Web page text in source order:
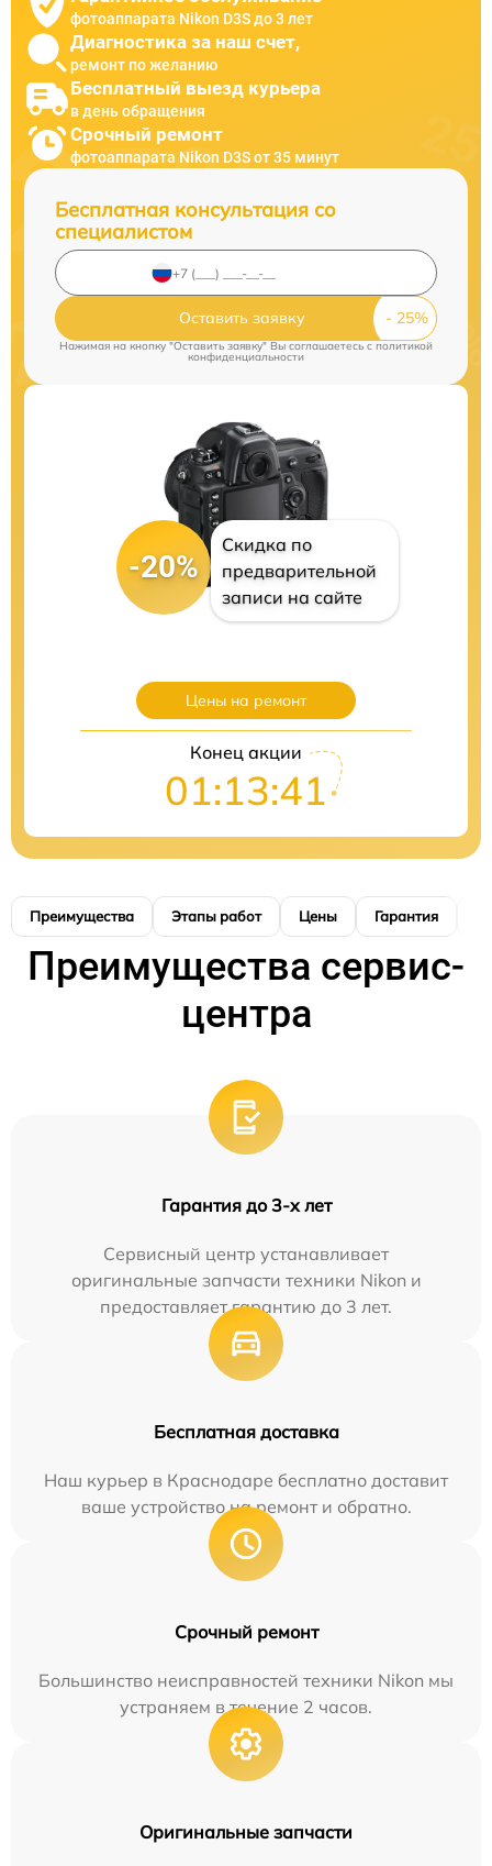
фотоаппарата Nikon D3S до 3 лет
Диагностика за наш счет,
ремонт по желанию
Бесплатный выезд курьера
в день обращения
Срочный ремонт
фотоаппарата Nikon D3S от 35 минут
Бесплатная консультация со
специалистом
Оставить заявку
Нажимая на кнопку "Оставить заявку" Вы соглашаетесь cполитикой
конфиденциальности
-20%
Скидка по
предварительной
записи на сайте
Цены на ремонт
Конец акции
01:13:40
Преимущества Этапы работ Цены Гарантия
Преимущества сервис-
центра
Гарантия до 3-х лет
Сервисный центр устанавливает
оригинальные запчасти техники Nikon и
предоставляет гарантию до 3 лет.
Бесплатная доставка
Наш курьер в Краснодаре бесплатно доставит
ваше устройство на ремонт и обратно.
Срочный ремонт
Большинство неисправностей техники Nikon мы
устраняем в течение 2 часов.
Оригинальные запчасти